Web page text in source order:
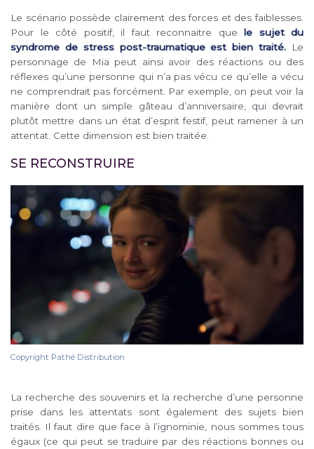
Le scénario possède clairement des forces et des faiblesses.
Pour le côté positif, il faut reconnaitre que le sujet du
syndrome de stress post-traumatique est bien traité. Le
personnage de Mia peut ainsi avoir des réactions ou des
réflexes qu’une personne qui n’a pas vécu ce qu’elle a vécu
ne comprendrait pas forcément. Par exemple, on peut voir la
manière dont un simple gâteau d’anniversaire, qui devrait
plutôt mettre dans un état d’esprit festif, peut ramener à un
attentat. Cette dimension est bien traitée.
SE RECONSTRUIRE
Copyright Pathé Distribution
La recherche des souvenirs et la recherche d’une personne
prise dans les attentats sont également des sujets bien
traités. Il faut dire que face à l’ignominie, nous sommes tous
égaux (ce qui peut se traduire par des réactions bonnes ou